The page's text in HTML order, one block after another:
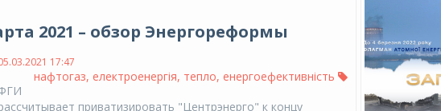
2021 – обзор Энергореформы
17:47
нафтогаз, електроенергія, тепло, енергоефективність
приватизировать "Центрэнерго" к концу